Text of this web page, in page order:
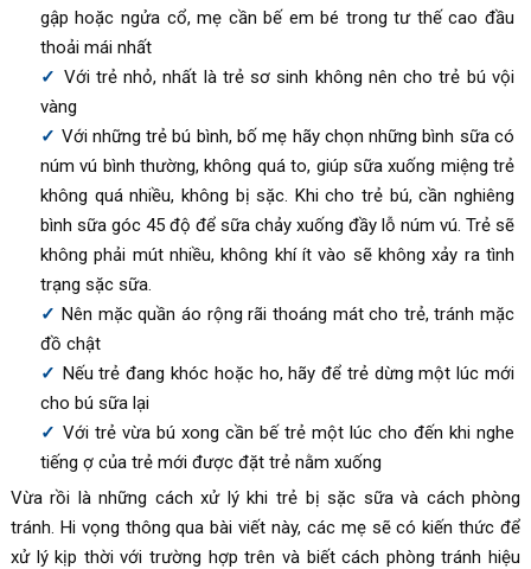
gập hoặc ngửa cổ, mẹ cần bế em bé trong tư thế cao đầu
thoải mái nhất
Với trẻ nhỏ, nhất là trẻ sơ sinh không nên cho trẻ bú vội
vàng
Với những trẻ bú bình, bố mẹ hãy chọn những bình sữa có
núm vú bình thường, không quá to, giúp sữa xuống miệng trẻ
không quá nhiều, không bị sặc. Khi cho trẻ bú, cần nghiêng
bình sữa góc 45 độ để sữa chảy xuống đầy lỗ núm vú. Trẻ sẽ
không phải mút nhiều, không khí ít vào sẽ không xảy ra tình
trạng sặc sữa.
Nên mặc quần áo rộng rãi thoáng mát cho trẻ, tránh mặc
đồ chật
Nếu trẻ đang khóc hoặc ho, hãy để trẻ dừng một lúc mới
cho bú sữa lại
Với trẻ vừa bú xong cần bế trẻ một lúc cho đến khi nghe
tiếng ợ của trẻ mới được đặt trẻ nằm xuống
Vừa rồi là những cách xử lý khi trẻ bị sặc sữa và cách phòng
tránh. Hi vọng thông qua bài viết này, các mẹ sẽ có kiến thức để
xử lý kịp thời với trường hợp trên và biết cách phòng tránh hiệu